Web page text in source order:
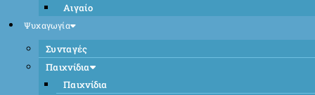
Αιγαίο
Ψυχαγωγία
Συνταγές
Παιχνίδια
Παιχνίδια